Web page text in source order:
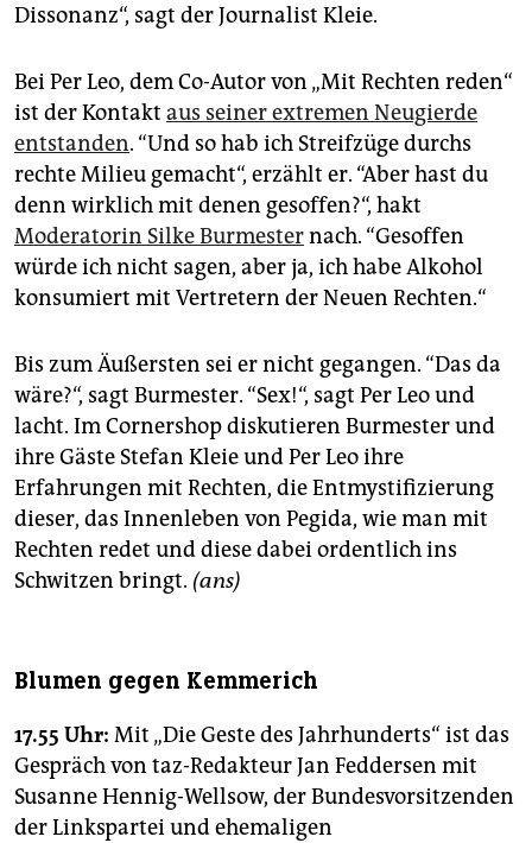
Dissonanz“, sagt der Journalist Kleie.
Bei Per Leo, dem Co-Autor von „Mit Rechten reden“
ist der Kontakt aus seiner extremen Neugierde
entstanden. “Und so hab ich Streifzüge durchs
rechte Milieu gemacht“, erzählt er. “Aber hast du
denn wirklich mit denen gesoffen?“, hakt
Moderatorin Silke Burmesternach. “Gesoffen
würde ich nicht sagen, aber ja, ich habe Alkohol
konsumiert mit Vertretern der Neuen Rechten.“
Bis zum Äußersten sei er nicht gegangen. “Das da
wäre?“, sagt Burmester. “Sex!“, sagt Per Leo und
lacht. Im Cornershop diskutieren Burmester und
ihre Gäste Stefan Kleie und Per Leo ihre
Erfahrungen mit Rechten, die Entmystifizierung
dieser, das Innenleben von Pegida, wie man mit
Rechten redet und diese dabei ordentlich ins
Schwitzen bringt. (ans)
Blumen gegen Kemmerich
17.55 Uhr: Mit „Die Geste des Jahrhunderts“ ist das
Gespräch von taz-Redakteur Jan Feddersen mit
Susanne Hennig-Wellsow, der Bundesvorsitzenden
der Linkspartei und ehemaligen